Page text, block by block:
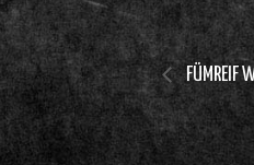
FÜMREIF